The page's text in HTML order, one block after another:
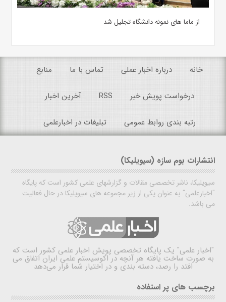
از ماما های نمونه دانشگاه تجلیل شد
خانه درباره اخبار عملی تماس با ما منابع
درخواست پویش خبر RSS آخرین اخبار
رتبه بندی روابط عمومی تبلیغات در اخبارعلمی
انتشارات بوم سازه (سیویلیکا)
سیویلیکا، ناشر تخصصی مقالات و گزارشهای علمی کشور است که پایگاه
"اخبارعلمی" به عنوان یکی از زیر مجموعه های سیویلیکا در حال فعالیت
می باشد.
"اخبار علمی" یک پایگاه تخصصی پویش اخبار علمی کشور است که
به صورت ساخت یافته هر آنچه در اکوسیستم علمی ایران اتفاق می
افتد را رصد، دسته بندی و در اختیار شما قرار می‌دهد
برچسب های پر استفاده